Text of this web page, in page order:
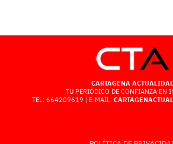
CARTAGENA
TU PERIÓDICO DE CONFIANZA EN
TEL: 664209619 | E-MAIL: